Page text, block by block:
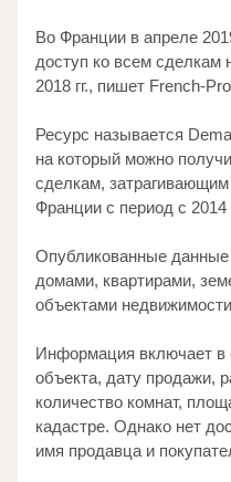
Во Франции в апреле
доступ ко всем сделкам
2018 гг., пишет French-
Ресурс называется
на который можно
сделкам,
Франции с период с 2014
Опубликованные
домами, квартирами,
объектами
Информация включает в
объекта, дату продажи,
количество комнат,
кадастре. Однако нет
имя продавца и